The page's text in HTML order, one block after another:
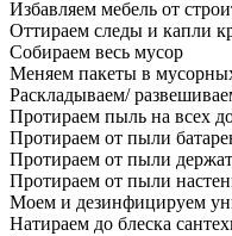
Избавляем мебель от
Оттираем следы и капли
Собираем весь мусор
Меняем пакеты в
Раскладываем/
Протираем пыль на всех
Протираем от пыли
Протираем от пыли
Протираем от пыли
Моем и дезинфицируем
Натираем до блеска